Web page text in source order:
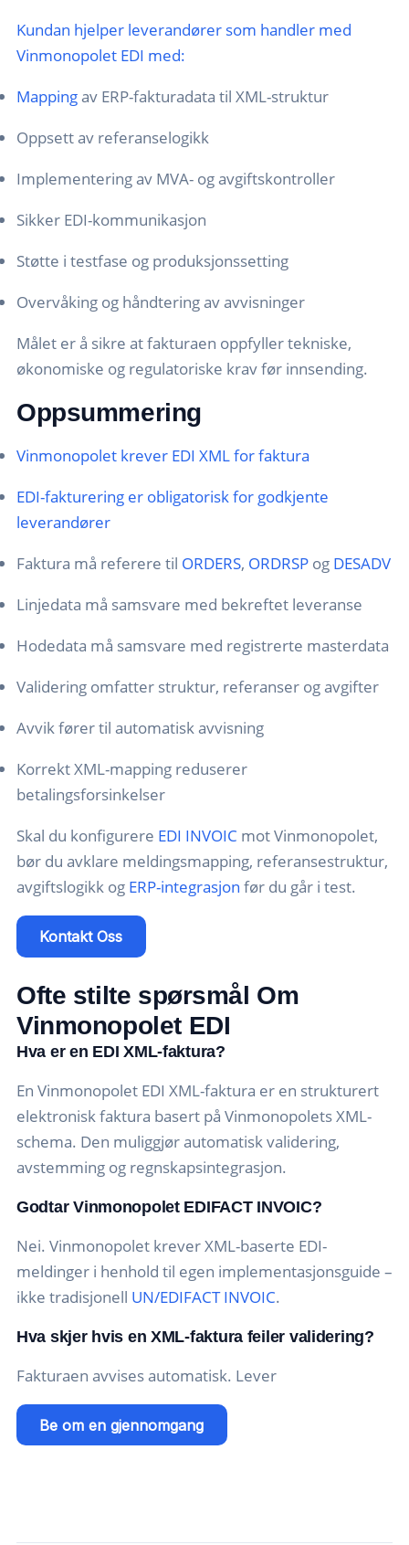
Kundan hjelper leverandører som handler med
Vinmonopolet EDI med:
Mappingav ERP-fakturadata til XML-struktur
Oppsett av referanselogikk
Implementering av MVA- og avgiftskontroller
Sikker EDI-kommunikasjon
Støtte i testfase og produksjonssetting
Overvåking og håndtering av avvisninger
Målet er å sikre at fakturaen oppfyller tekniske,
økonomiske og regulatoriske krav før innsending.
Oppsummering
Vinmonopolet krever EDI XML for faktura
EDI-fakturering er obligatorisk for godkjente
leverandører
Faktura må referere til ORDERS, ORDRSP og DESADV
Linjedata må samsvare med bekreftet leveranse
Hodedata må samsvare med registrerte masterdata
Validering omfatter struktur, referanser og avgifter
Avvik fører til automatisk avvisning
Korrekt XML-mapping reduserer
betalingsforsinkelser
Skal du konfigurere EDI INVOIC mot Vinmonopolet,
bør du avklare meldingsmapping, referansestruktur,
avgiftslogikk og ERP-integrasjon før du går i test.
Kontakt Oss
Ofte stilte spørsmål Om
Vinmonopolet EDI
Hva er en EDI XML-faktura?
En Vinmonopolet EDI XML-faktura er en strukturert
elektronisk faktura basert på Vinmonopolets XML-
schema. Den muliggjør automatisk validering,
avstemming og regnskapsintegrasjon.
Godtar Vinmonopolet EDIFACT INVOIC?
Nei. Vinmonopolet krever XML-baserte EDI-
meldinger i henhold til egen implementasjonsguide –
ikke tradisjonell UN/EDIFACT INVOIC.
Hva skjer hvis en XML-faktura feiler validering?
Fakturaen avvises automatisk. Lever
Be om en gjennomgang